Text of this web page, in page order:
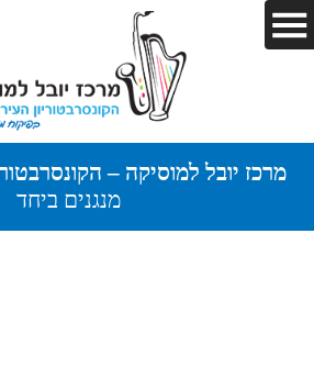
מרכז יובל למוסיקה –
מנגנים ביחד